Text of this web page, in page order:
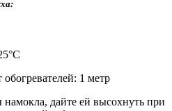
1 метр
намокла, дайте ей высохнуть при